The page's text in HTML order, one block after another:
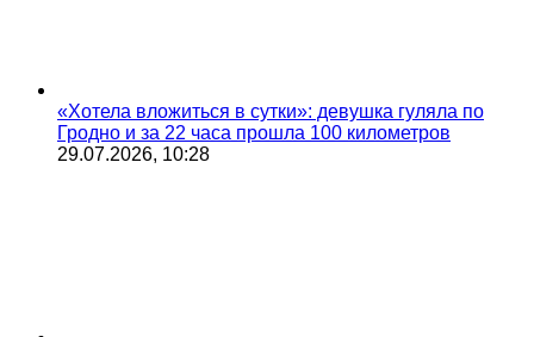
«Хотела вложиться в сутки»: девушка гуляла по
Гродно и за 22 часа прошла 100 километров
29.07.2026, 10:28